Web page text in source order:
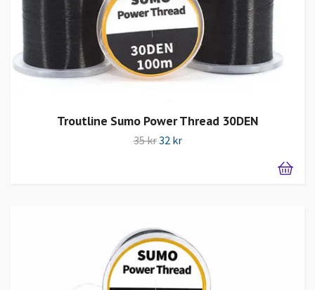
Troutline Sumo Power Thread 30DEN
35 kr32 kr